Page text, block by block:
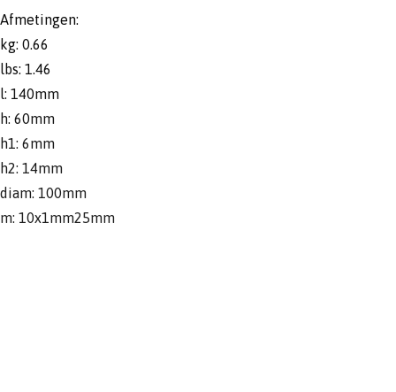
Afmetingen:
kg: 0.66
lbs: 1.46
l: 140mm
h: 60mm
h1: 6mm
h2: 14mm
diam: 100mm
m: 10x1mm25mm